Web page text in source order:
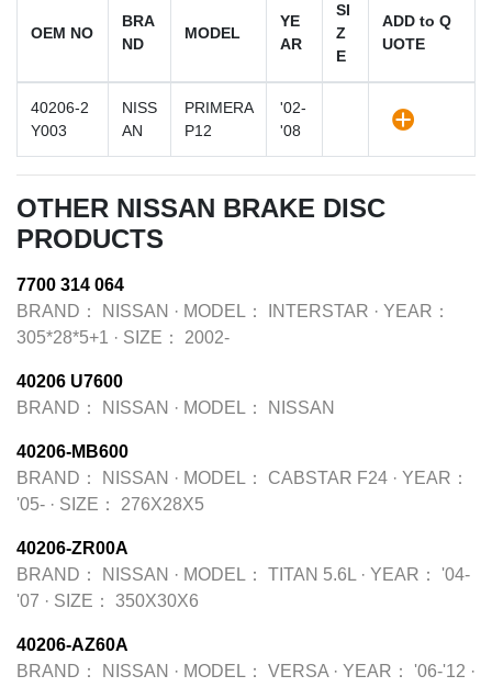
OEM NO
BRA
ND
MODEL
YE
AR
SI
Z
E
ADD to Q
UOTE
40206-2
Y003
NISS
AN
PRIMERA
P12
'02-
'08
OTHER NISSAN BRAKE DISC
PRODUCTS
7700 314 064
BRAND：
NISSAN · MODEL： INTERSTAR · YEAR：
305*28*5+1 · SIZE： 2002-
40206 U7600
BRAND：
NISSAN · MODEL： NISSAN
40206-MB600
BRAND：
NISSAN · MODEL： CABSTAR F24 · YEAR：
'05- · SIZE： 276X28X5
40206-ZR00A
BRAND：
NISSAN · MODEL： TITAN 5.6L · YEAR：
'04-
'07 · SIZE： 350X30X6
40206-AZ60A
BRAND：
NISSAN · MODEL： VERSA · YEAR： '06-'12 ·